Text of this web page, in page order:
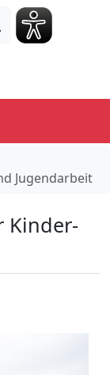
Jugendarbeit
Kinder-